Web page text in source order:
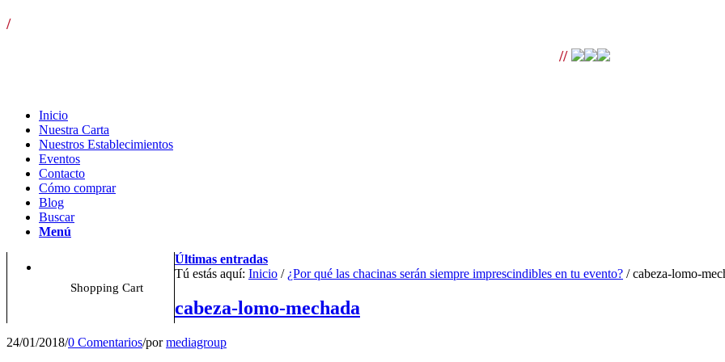
/
//
Inicio
Nuestra Carta
Nuestros Establecimientos
Eventos
Contacto
Cómo comprar
Blog
Buscar
Menú
Shopping Cart
Últimas entradas
Tú estás aquí: Inicio / ¿Por qué las chacinas serán siempre imprescindibles en tu evento? / cabeza-lomo-
cabeza-lomo-mechada
24/01/2018/0 Comentarios/pormediagroup